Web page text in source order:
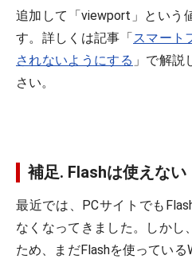
追加して「viewport」という
す。詳しくは記事「スマート
されないようにする 」で解説
さい。
補足. Flashは使えない
最近では、PCサイトでも
なくなってきました。しかし
ため、まだFlashを使ってい